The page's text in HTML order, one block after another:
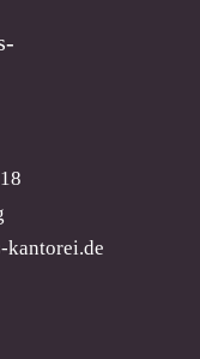
kantorei.de